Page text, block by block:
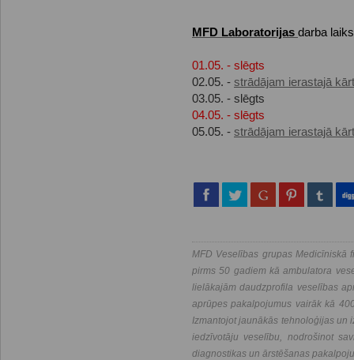
MFD Laboratorijas darba
01.05. - slēgts
02.05. - strādājam ierastajā
03.05. - slēgts
04.05. - slēgts
05.05. - strādājam ierastajā
MFD Veselības grupas Medicīniskā
pirms 50 gadiem kā ambulatora
lielākajām daudzprofila veselības
aprūpes pakalpojumus vairāk kā
Izmantojot jaunākās tehnoloģijas un
iedzīvotāju veselību, nodrošinot
diagnostikas un ārstēšanas